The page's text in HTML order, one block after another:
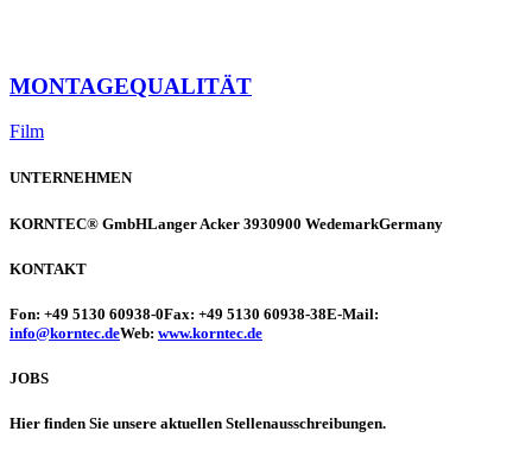
MONTAGEQUALITÄT
Film
UNTERNEHMEN
KORNTEC® GmbHLanger Acker 3930900 WedemarkGermany
KONTAKT
Fon: +49 5130 60938-0Fax: +49 5130 60938-38E-Mail:
info@korntec.deWeb: www.korntec.de
JOBS
Hier finden Sie unsere aktuellen Stellenausschreibungen.